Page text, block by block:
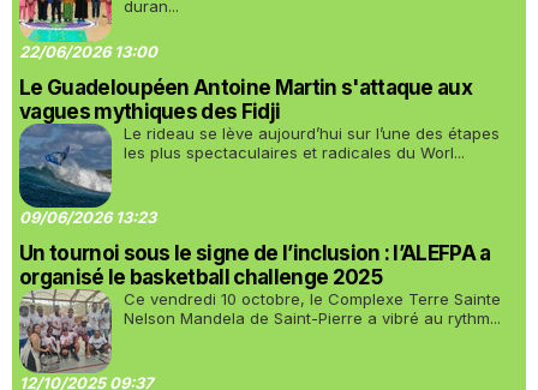
duran...
22/06/2026 13:00
Le Guadeloupéen Antoine Martin s'attaque aux
vagues mythiques des Fidji
Le rideau se lève aujourd’hui sur l’une des étapes
les plus spectaculaires et radicales du Worl...
09/06/2026 13:23
Un tournoi sous le signe de l’inclusion : l’ALEFPA a
organisé le basketball challenge 2025
Ce vendredi 10 octobre, le Complexe Terre Sainte
Nelson Mandela de Saint-Pierre a vibré au rythm...
12/10/2025 09:37